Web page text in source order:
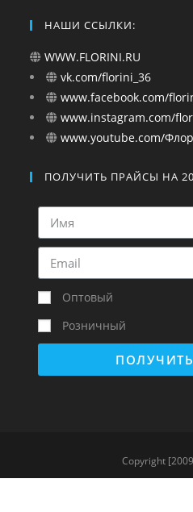
НАШИ ССЫЛКИ:
WWW.FLORINI.RU
vk.com/florini_36
www.facebook.com/
www.instagram.com/
www.youtube.com/
ПОЛУЧИТЬ ПРАЙСЫ НА
Оптовый
Розничный
Copyright